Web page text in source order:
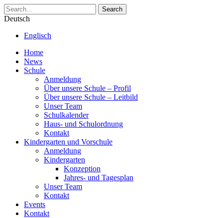
Search
Deutsch
Englisch
Home
News
Schule
Anmeldung
Über unsere Schule – Profil
Über unsere Schule – Leitbild
Unser Team
Schulkalender
Haus- und Schulordnung
Kontakt
Kindergarten und Vorschule
Anmeldung
Kindergarten
Konzeption
Jahres- und Tagesplan
Unser Team
Kontakt
Events
Kontakt